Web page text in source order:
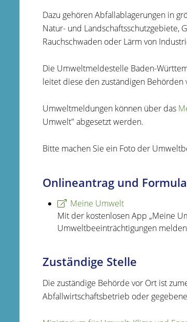
Dazu gehören Abfallablagerungen in
Natur- und Landschaftsschutzgebiete,
Rauchschwaden oder Lärm von
Die Umweltmeldestelle Baden-
leitet diese den zuständigen
Umweltmeldungen können über das
Umwelt" abgesetzt werden.
Bitte machen Sie ein Foto der
Onlineantrag und
Meine Umwelt
Mit der kostenlosen App „Meine
Umweltbeeinträchtigungen
Zuständige Stelle
Die zuständige Behörde vor Ort ist
Abfallwirtschaftsbetrieb oder